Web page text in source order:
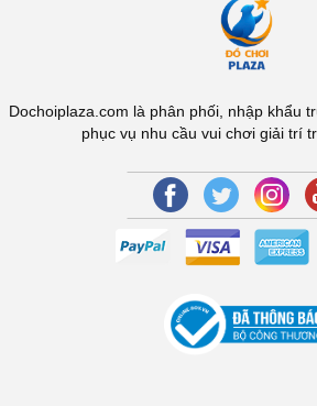
Dochoiplaza.com là phân phối, nhập khẩu
phục vụ nhu cầu vui chơi giải trí